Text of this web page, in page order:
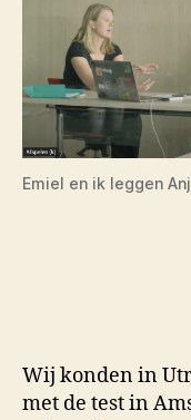
Emiel en ik leggen
Wij konden in
met de test in